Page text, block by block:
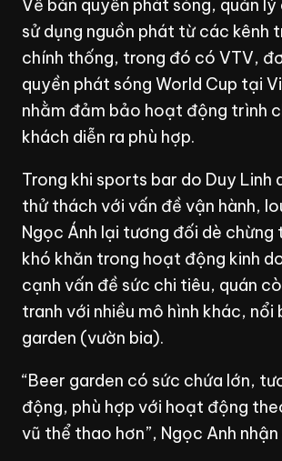
Về bản quyền phát sóng, quản
sử dụng nguồn phát từ các kênh
chính thống, trong đó có VTV,
quyền phát sóng World Cup tại
nhằm đảm bảo hoạt động trình
khách diễn ra phù hợp.
Trong khi sports bar do Duy Linh
thử thách với vấn đề vận hành,
Ngọc Ánh lại tương đối dè chừng
khó khăn trong hoạt động kinh
cạnh vấn đề sức chi tiêu, quán
tranh với nhiều mô hình khác, nổi
garden (vườn bia).
“Beer garden có sức chứa lớn,
động, phù hợp với hoạt động
vũ thể thao hơn”, Ngọc Anh nhận